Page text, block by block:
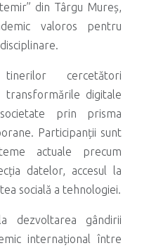
din Târgu Mureș,
valoros pentru
cercetători
transformările digitale
prin prisma
Participanții sunt
actuale precum
datelor, accesul la
socială a tehnologiei.
dezvoltarea gândirii
internațional între